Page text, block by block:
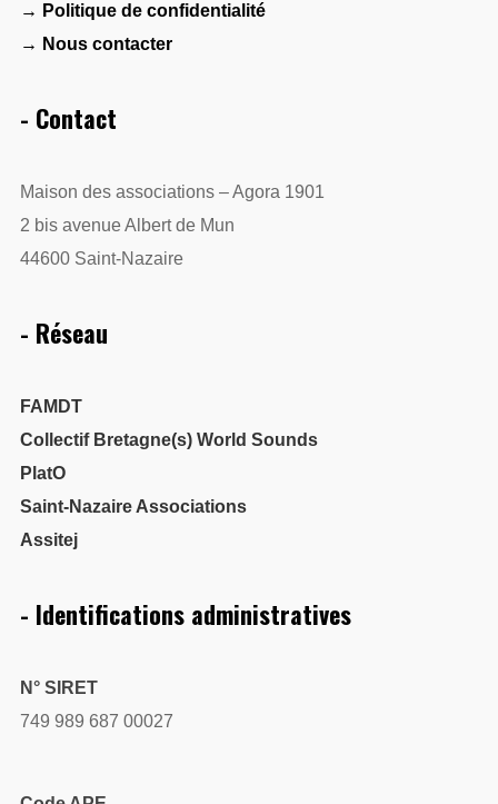
→ Politique de confidentialité
→ Nous contacter
- Contact
Maison des associations – Agora 1901
2 bis avenue Albert de Mun
44600 Saint-Nazaire
- Réseau
FAMDT
Collectif Bretagne(s) World Sounds
PlatO
Saint-Nazaire Associations
Assitej
- Identifications administratives
N° SIRET
749 989 687 00027